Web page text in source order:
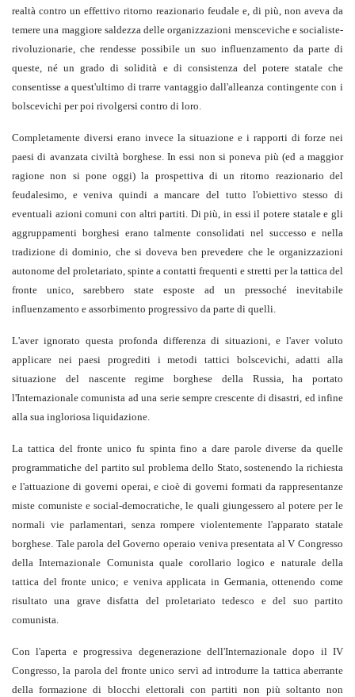
realtà contro un effettivo ritorno reazionario feudale e, di più, non aveva da
temere una maggiore saldezza delle organizzazioni mensceviche e socialiste-
rivoluzionarie, che rendesse possibile un suo influenzamento da parte di
queste, né un grado di solidità e di consistenza del potere statale che
consentisse a quest'ultimo di trarre vantaggio dall'alleanza contingente con i
bolscevichi per poi rivolgersi contro di loro.
Completamente diversi erano invece la situazione e i rapporti di forze nei
paesi di avanzata civiltà borghese. In essi non si poneva più (ed a maggior
ragione non si pone oggi) la prospettiva di un ritorno reazionario del
feudalesimo, e veniva quindi a mancare del tutto l'obiettivo stesso di
eventuali azioni comuni con altri partiti. Di più, in essi il potere statale e gli
aggruppamenti borghesi erano talmente consolidati nel successo e nella
tradizione di dominio, che si doveva ben prevedere che le organizzazioni
autonome del proletariato, spinte a contatti frequenti e stretti per la tattica del
fronte unico, sarebbero state esposte ad un pressoché inevitabile
influenzamento e assorbimento progressivo da parte di quelli.
L'aver ignorato questa profonda differenza di situazioni, e l'aver voluto
applicare nei paesi progrediti i metodi tattici bolscevichi, adatti alla
situazione del nascente regime borghese della Russia, ha portato
l'Internazionale comunista ad una serie sempre crescente di disastri, ed infine
alla sua ingloriosa liquidazione.
La tattica del fronte unico fu spinta fino a dare parole diverse da quelle
programmatiche del partito sul problema dello Stato, sostenendo la richiesta
e l'attuazione di governi operai, e cioè di governi formati da rappresentanze
miste comuniste e social-democratiche, le quali giungessero al potere per le
normali vie parlamentari, senza rompere violentemente l'apparato statale
borghese. Tale parola del Governo operaio veniva presentata al V Congresso
della Internazionale Comunista quale corollario logico e naturale della
tattica del fronte unico; e veniva applicata in Germania, ottenendo come
risultato una grave disfatta del proletariato tedesco e del suo partito
comunista.
Con l'aperta e progressiva degenerazione dell'Internazionale dopo il IV
Congresso, la parola del fronte unico servì ad introdurre la tattica aberrante
della formazione di blocchi elettorali con partiti non più soltanto non